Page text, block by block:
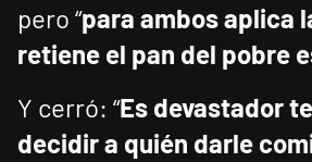
pero “para ambos aplica
retiene el pan del pobre
Y cerró: “Es devastador
decidir a quién darle